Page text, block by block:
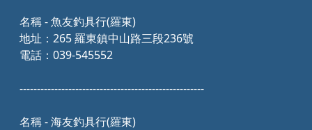
名稱 - 魚友釣具行(羅東)
地址：265 羅東鎮中山路三段236號
電話：039-545552
-----------------------------------------------------
名稱 - 海友釣具行(羅東)